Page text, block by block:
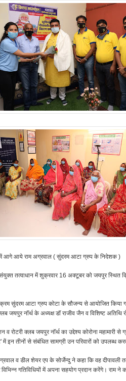
में आगे आये राम अग्रवाल ( सुंदरम आटा ग्रुप के निदेशक )
तत्वाधान में शुक्रवार 16 अक्टूबर को जयपुर स्थित
सुंदरम आटा ग्रुप कोटा के सौजन्य से आयोजित
जयपुर नॉर्थ के अध्यक्ष डॉ राजीव जैन व विशिष्ट
क्लब जयपुर नॉर्थ का उद्देश्य कोरोना महामारी से
इन तीनों से संबंधित सामग्री उन परिवारों को उपलब्ध
व डील शेयर एप के सोर्जेन्दु ने कहा कि वह दीपावली
गतिविधियों में अपना सहयोग प्रदान करेंगे। राम ने